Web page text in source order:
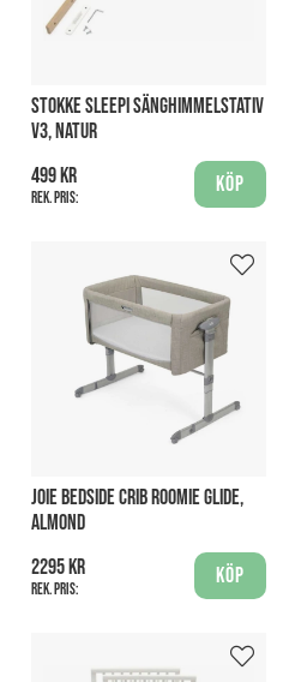
STOKKE SLEEPI SÄNGHIMMELSTATIV
V3, NATUR
499 kr
Rek. pris:
Köp
JOIE BEDSIDE CRIB ROOMIE GLIDE,
ALMOND
2295 kr
Rek. pris:
Köp